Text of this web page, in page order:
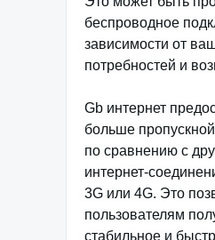
беспроводное
зависимости от
потребностей и
Gb интернет
больше
по сравнению с
интернет-
3G или 4G. Это
пользователям
стабильное и